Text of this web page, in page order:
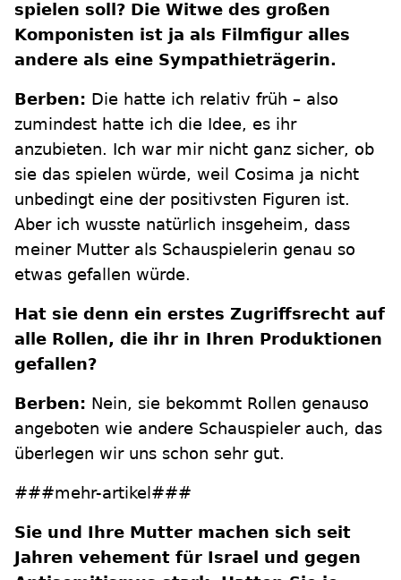
spielen soll? Die Witwe des großen
Komponisten ist ja als Filmfigur alles
andere als eine Sympathieträgerin.
Berben: Die hatte ich relativ früh – also
zumindest hatte ich die Idee, es ihr
anzubieten. Ich war mir nicht ganz sicher, ob
sie das spielen würde, weil Cosima ja nicht
unbedingt eine der positivsten Figuren ist.
Aber ich wusste natürlich insgeheim, dass
meiner Mutter als Schauspielerin genau so
etwas gefallen würde.
Hat sie denn ein erstes Zugriffsrecht auf
alle Rollen, die ihr in Ihren Produktionen
gefallen?
Berben: Nein, sie bekommt Rollen genauso
angeboten wie andere Schauspieler auch, das
überlegen wir uns schon sehr gut.
###mehr-artikel###
Sie und Ihre Mutter machen sich seit
Jahren vehement für Israel und gegen